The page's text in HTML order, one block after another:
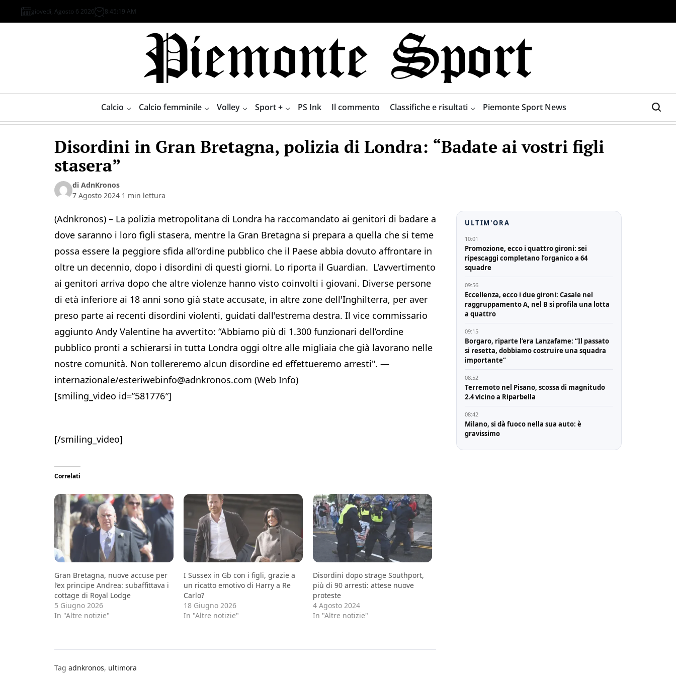
to
giovedì, Agosto 6 2026 8:45:20 AM
Sport
Calcio Calcio femminile Volley Sport + PS Ink Il commento Classifiche e risultati Piemonte Sport News
Disordini in Gran Bretagna, polizia di Londra: “Badate ai vostri figli
stasera”
di AdnKronos
7 Agosto 2024 1 min lettura
(Adnkronos) – La polizia metropolitana di Londra ha raccomandato ai genitori di badare a
dove saranno i loro figli stasera, mentre la Gran Bretagna si prepara a quella che si teme
possa essere la peggiore sfida all’ordine pubblico che il Paese abbia dovuto affrontare in
oltre un decennio, dopo i disordini di questi giorni. Lo riporta il Guardian. L'avvertimento
ai genitori arriva dopo che altre violenze hanno visto coinvolti i giovani. Diverse persone
di età inferiore ai 18 anni sono già state accusate, in altre zone dell'Inghilterra, per aver
preso parte ai recenti disordini violenti, guidati dall'estrema destra. Il vice commissario
aggiunto Andy Valentine ha avvertito: “Abbiamo più di 1.300 funzionari dell’ordine
pubblico pronti a schierarsi in tutta Londra oggi oltre alle migliaia che già lavorano nelle
nostre comunità. Non tollereremo alcun disordine ed effettueremo arresti". —
internazionale/esteriwebinfo@adnkronos.com (Web Info)
[smiling_video id=”581776″]
[/smiling_video]
Correlati
Gran Bretagna, nuove accuse per
l’ex principe Andrea: subaffittava i
cottage di Royal Lodge
5 Giugno 2026
In "Altre notizie"
I Sussex in Gb con i figli, grazie a
un ricatto emotivo di Harry a Re
Carlo?
18 Giugno 2026
In "Altre notizie"
Disordini dopo strage Southport,
più di 90 arresti: attese nuove
proteste
4 Agosto 2024
In "Altre notizie"
Tag adnkronos, ultimora
ULTIM'ORA
10:01
Promozione, ecco i quattro gironi: sei
ripescaggi completano l’organico a 64
squadre
09:56
Eccellenza, ecco i due gironi: Casale nel
raggruppamento A, nel B si profila una lotta
a quattro
09:15
Borgaro, riparte l’era Lanzafame: “Il passato
si resetta, dobbiamo costruire una squadra
importante”
08:52
Terremoto nel Pisano, scossa di magnitudo
2.4 vicino a Riparbella
08:42
Milano, si dà fuoco nella sua auto: è
gravissimo